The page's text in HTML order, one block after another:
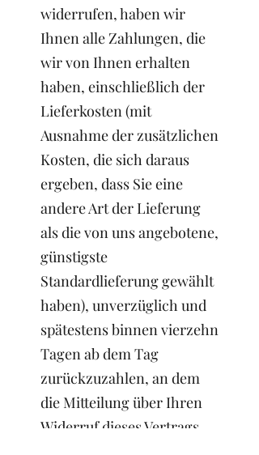
widerrufen, haben wir
Ihnen alle Zahlungen, die
wir von Ihnen erhalten
haben, einschließlich der
Lieferkosten (mit
Ausnahme der zusätzlichen
Kosten, die sich daraus
ergeben, dass Sie eine
andere Art der Lieferung
als die von uns angebotene,
günstigste
Standardlieferung gewählt
haben), unverzüglich und
spätestens binnen vierzehn
Tagen ab dem Tag
zurückzuzahlen, an dem
die Mitteilung über Ihren
Widerruf dieses Vertrags